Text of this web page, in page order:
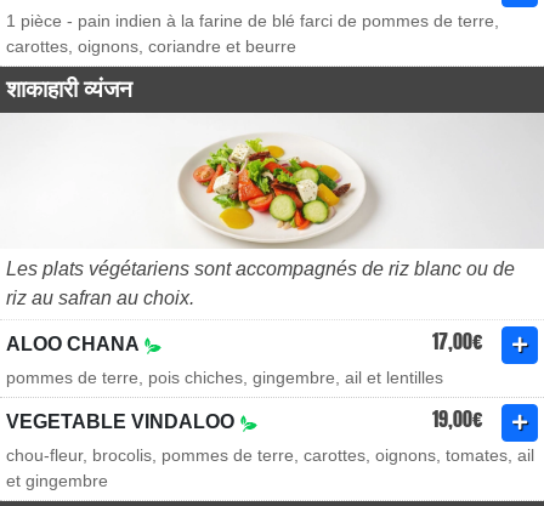
1 pièce - pain indien à la farine de blé farci de pommes de terre,
carottes, oignons, coriandre et beurre
शाकाहारी व्यंजन
Les plats végétariens sont accompagnés de riz blanc ou de
riz au safran au choix.
ALOO CHANA 17,00€
pommes de terre, pois chiches, gingembre, ail et lentilles
VEGETABLE VINDALOO 19,00€
chou-fleur, brocolis, pommes de terre, carottes, oignons, tomates, ail
et gingembre